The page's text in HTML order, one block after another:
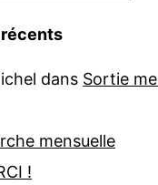
dans Sortie
mensuelle
!